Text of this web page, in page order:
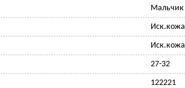
Мальчик
Иск.кожа
Иск.кожа
27-32
122221